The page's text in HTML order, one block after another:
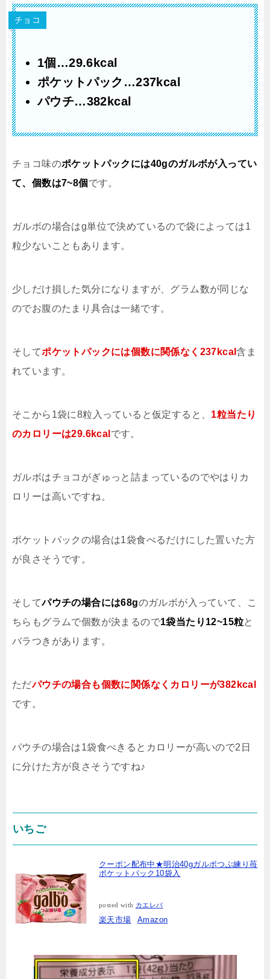
チョコ
1個…29.6kcal
ポケットパック…237kcal
パウチ…382kcal
チョコ味のポケットパックには40gのガルボが入ってい
て、個数は7~8個 です。
ガルボの場合はg単位で決めているので袋によっては1
粒少ないこともあります。
少しだけ損した気分になりますが、グラム数が同じな
のでお腹のたまり具合は一緒です。
そしてポケットパックには個数に関係なく237kcal含ま
れています。
そこから1袋に8粒入っていると仮定すると、 1粒当たり
のカロリーは29.6kcal です。
ガルボはチョコがぎゅっと詰まっているのでやはりカ
ロリーは高いですね。
ポケットパックの場合は1袋食べるだけにした置いた方
が良さそうです。
そしてパウチの場合には68gのガルボが入っていて、こ
ちらもグラムで個数が決まるので1袋当たり12~15粒と
バラつきがあります。
ただパウチの場合も個数に関係なくカロリーが382kcal
です。
パウチの場合は1袋食べきるとカロリーが高いので2日
に分けた方が良さそうですね♪
いちご
クーポン配布中★明治40gガルボつぶ練り苺
ポケットパック10袋入
posted with カエレバ
楽天市場 Amazon